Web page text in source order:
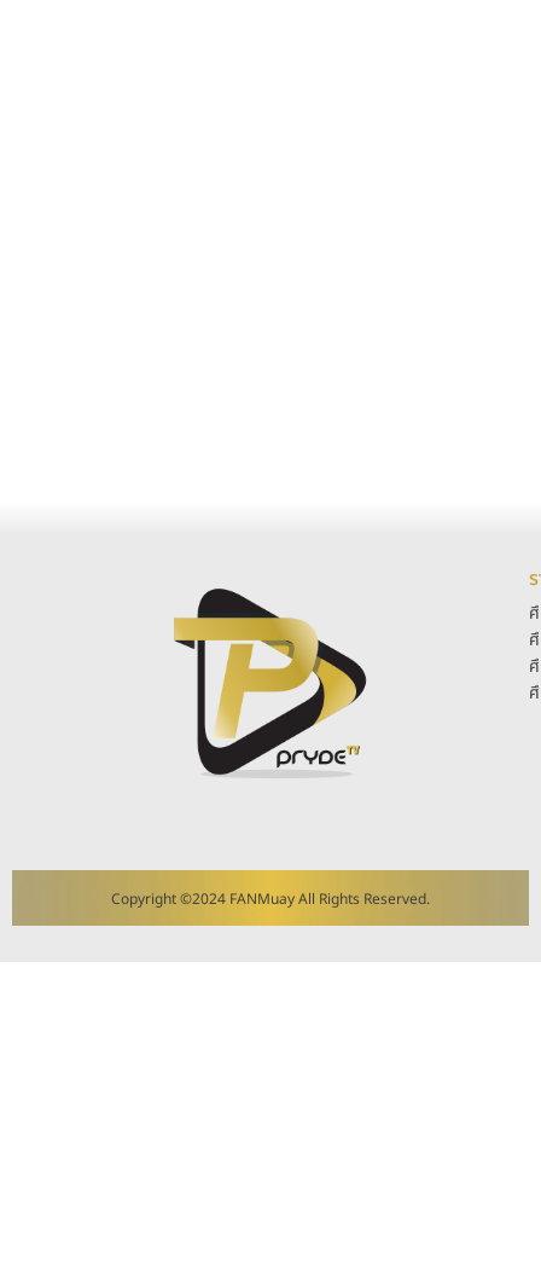
Copyright ©2024 FANMuay All Rights Reserved.